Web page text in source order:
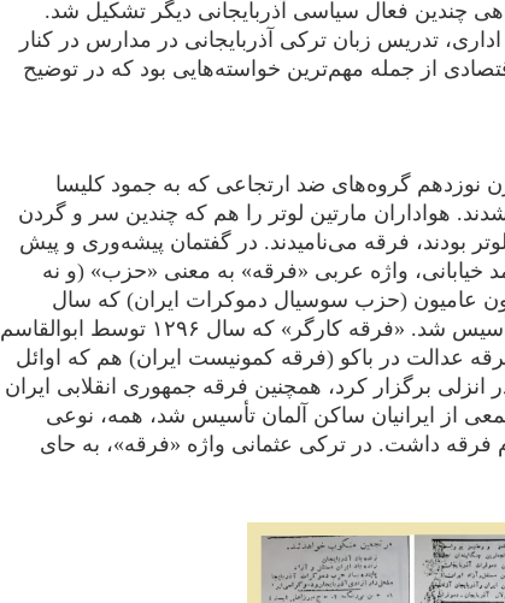
چندین فعال سیاسی آذربایجانی دیگر تشکیل شد.
تدریس زبان ترکی آذربایجانی در مدارس در کنار
از جمله مهم‌ترین خواسته‌هایی بود که در توضیح
نوزدهم گروه‌های ضد ارتجاعی که به جمود کلیسا
هواداران مارتین لوتر را هم که چندین سر و گردن
بودند، فرقه می‌نامیدند. در گفتمان پیشه‌وری و پیش
خیابانی، واژه عربی «فرقه» به معنی «حزب» (و نه
عامیون (حزب سوسیال دموکرات ایران) که سال
۱۲۸۳ توسط حیدرخان عمواوغلی تأسیس شد. «فرقه کارگر» که سال ۱۲۹۶ توسط ابوالقاسم
عدالت در باکو (فرقه کمونیست ایران) هم که اوائل
در بندر انزلی برگزار کرد، همچنین فرقه جمهوری انقلابی ایران
توسط جمعی از ایرانیان ساکن آلمان تأسیس شد، همه، نوعی
داشت. در ترکی عثمانی واژه «فرقه»، به حای